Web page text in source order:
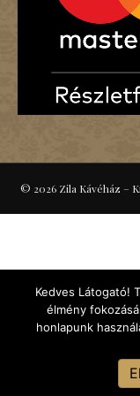
© 2026 Zila Kávéház –
Kedves Látogató!
élmény
honlapunk